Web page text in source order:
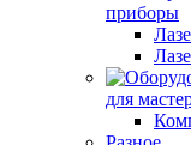
приборы
для